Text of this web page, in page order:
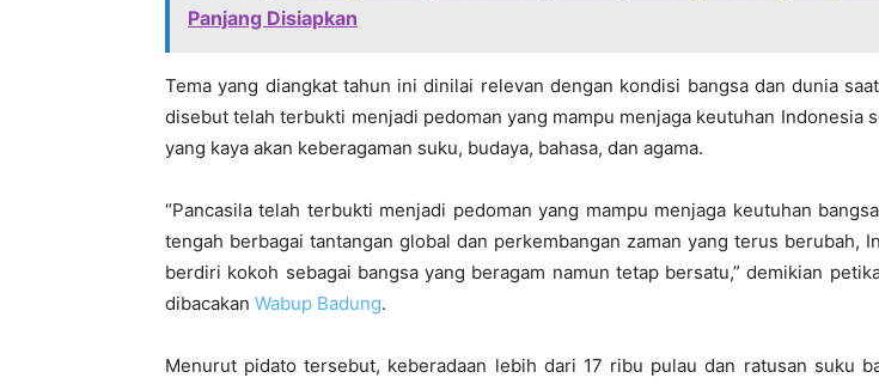
Panjang Disiapkan
Tema yang diangkat tahun ini dinilai relevan dengan kondisi bangsa dan dunia
disebut telah terbukti menjadi pedoman yang mampu menjaga keutuhan Indonesia
yang kaya akan keberagaman suku, budaya, bahasa, dan agama.
“Pancasila telah terbukti menjadi pedoman yang mampu menjaga keutuhan
tengah berbagai tantangan global dan perkembangan zaman yang terus berubah,
berdiri kokoh sebagai bangsa yang beragam namun tetap bersatu,” demikian
dibacakan Wabup Badung.
Menurut pidato tersebut, keberadaan lebih dari 17 ribu pulau dan ratusan suku